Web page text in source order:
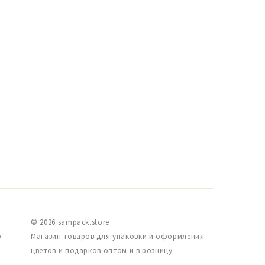
© 2026 sampack.store
Магазин товаров для упаковки и оформления
цветов и подарков оптом и в розницу